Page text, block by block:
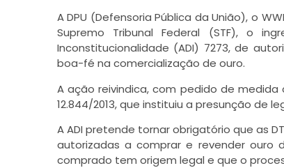
A DPU (Defensoria Pública da União), o
Supremo Tribunal Federal (STF), o
Inconstitucionalidade (ADI) 7273, de
boa-fé na comercialização de ouro.
A ação reivindica, com pedido de
12.844/2013, que instituiu a presunção de
A ADI pretende tornar obrigatório que as
autorizadas a comprar e revender ouro
comprado tem origem legal e que o